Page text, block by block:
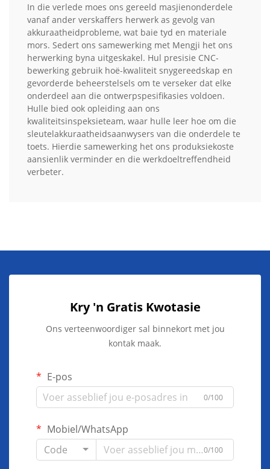
In die verlede moes ons gereeld masjienonderdele
vanaf ander verskaffers herwerk as gevolg van
akkuraatheidprobleme, wat baie tyd en materiale
mors. Sedert ons samewerking met Mengji het ons
herwerking byna uitgeskakel. Hul presisie CNC-
bewerking gebruik hoë-kwaliteit snygereedskap en
gevorderde beheerstelsels om te verseker dat elke
onderdeel aan die ontwerpspesifikasies voldoen.
Hulle bied ook opleiding aan ons
kwaliteitsinspeksieteam, waar hulle leer hoe om die
sleutelakkuraatheidsaanwysers van die onderdele te
toets. Hierdie samewerking het ons produksiekoste
aansienlik verminder en die werkdoeltreffendheid
verbeter.
Kry 'n Gratis Kwotasie
Ons verteenwoordiger sal binnekort met jou
kontak maak.
E-pos
0/100
Mobiel/WhatsApp
Code
0/100